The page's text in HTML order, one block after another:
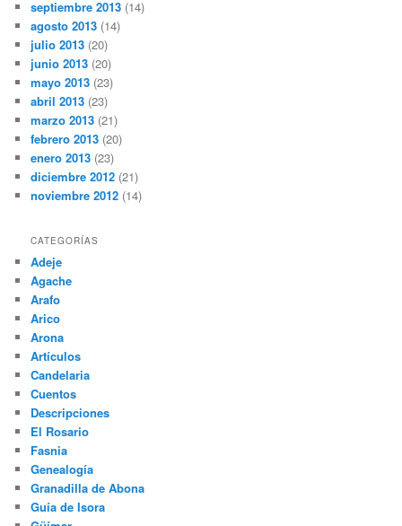
septiembre 2013 (14)
agosto 2013 (14)
julio 2013 (20)
junio 2013 (20)
mayo 2013 (23)
abril 2013 (23)
marzo 2013 (21)
febrero 2013 (20)
enero 2013 (23)
diciembre 2012 (21)
noviembre 2012 (14)
CATEGORÍAS
Adeje
Agache
Arafo
Arico
Arona
Artículos
Candelaria
Cuentos
Descripciones
El Rosario
Fasnia
Genealogía
Granadilla de Abona
Guía de Isora